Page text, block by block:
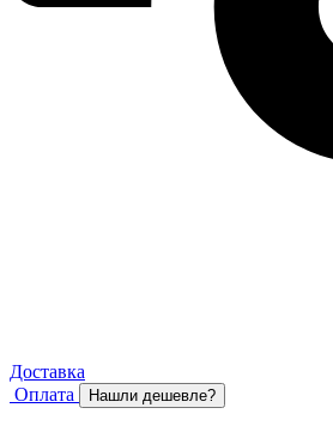
Доставка
Оплата
Нашли дешевле?